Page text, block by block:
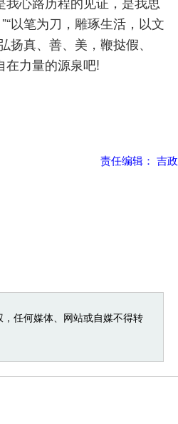
以笔为刀，雕琢生活，以文
真、善、美，鞭挞假、
在力量的源泉吧!
责任编辑： 吉政
任何媒体、网站或自媒不得转